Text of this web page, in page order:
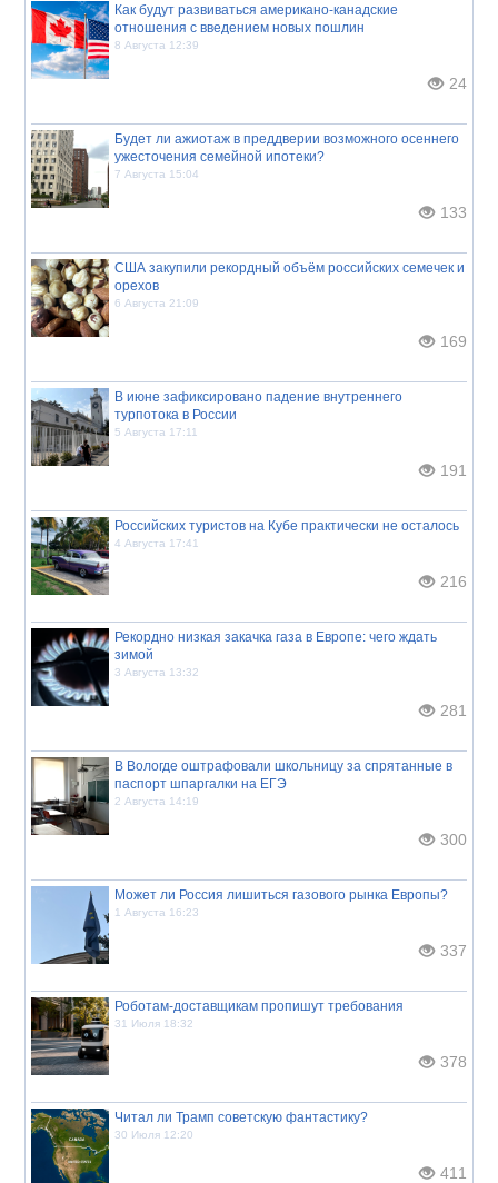
Как будут развиваться американо-канадские
отношения с введением новых пошлин
8 Августа 12:39
24
Будет ли ажиотаж в преддверии возможного осеннего
ужесточения семейной ипотеки?
7 Августа 15:04
133
США закупили рекордный объём российских семечек и
орехов
6 Августа 21:09
169
В июне зафиксировано падение внутреннего
турпотока в России
5 Августа 17:11
191
Российских туристов на Кубе практически не осталось
4 Августа 17:41
216
Рекордно низкая закачка газа в Европе: чего ждать
зимой
3 Августа 13:32
281
В Вологде оштрафовали школьницу за спрятанные в
паспорт шпаргалки на ЕГЭ
2 Августа 14:19
300
Может ли Россия лишиться газового рынка Европы?
1 Августа 16:23
337
Роботам-доставщикам пропишут требования
31 Июля 18:32
378
Читал ли Трамп советскую фантастику?
30 Июля 12:20
411